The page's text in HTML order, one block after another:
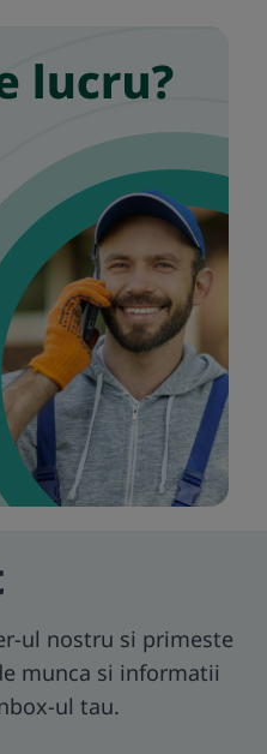
ul nostru si primeste
munca si informatii
ul tau.